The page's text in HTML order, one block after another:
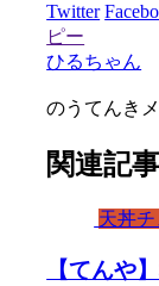
Twitter
ピー
ひるちゃん
のうてんき
関連記事
天丼
【てんや